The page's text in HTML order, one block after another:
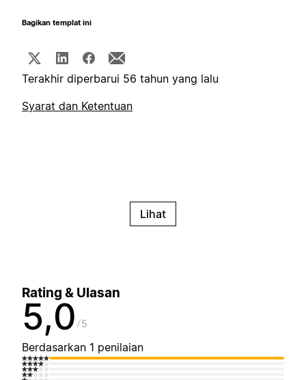
Bagikan templat ini
Terakhir diperbarui 56 tahun yang lalu
Syarat dan Ketentuan
Lihat
Rating & Ulasan
5,0 5
Berdasarkan 1 penilaian